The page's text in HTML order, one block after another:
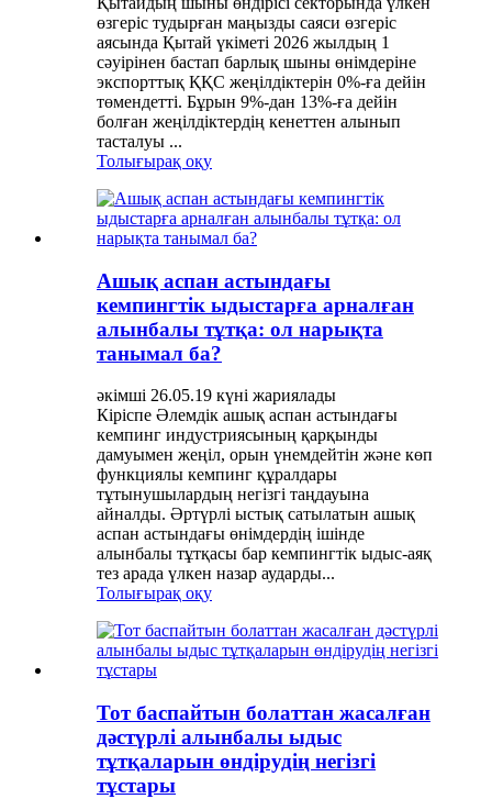
өзгеріс тудырған маңызды саяси өзгеріс
аясында Қытай үкіметі 2026 жылдың 1
сәуірінен бастап барлық шыны өнімдеріне
экспорттық ҚҚС жеңілдіктерін 0%-ға дейін
төмендетті. Бұрын 9%-дан 13%-ға дейін
болған жеңілдіктердің кенеттен алынып
тасталуы ...
Толығырақ оқу
Ашық аспан астындағы
кемпингтік ыдыстарға арналған
алынбалы тұтқа: ол нарықта
танымал ба?
әкімші 26.05.19 күні жариялады
Кіріспе Әлемдік ашық аспан астындағы
кемпинг индустриясының қарқынды
дамуымен жеңіл, орын үнемдейтін және көп
функциялы кемпинг құралдары
тұтынушылардың негізгі таңдауына
айналды. Әртүрлі ыстық сатылатын ашық
аспан астындағы өнімдердің ішінде
алынбалы тұтқасы бар кемпингтік ыдыс-аяқ
тез арада үлкен назар аударды...
Толығырақ оқу
Тот баспайтын болаттан жасалған
дәстүрлі алынбалы ыдыс
тұтқаларын өндірудің негізгі
тұстары